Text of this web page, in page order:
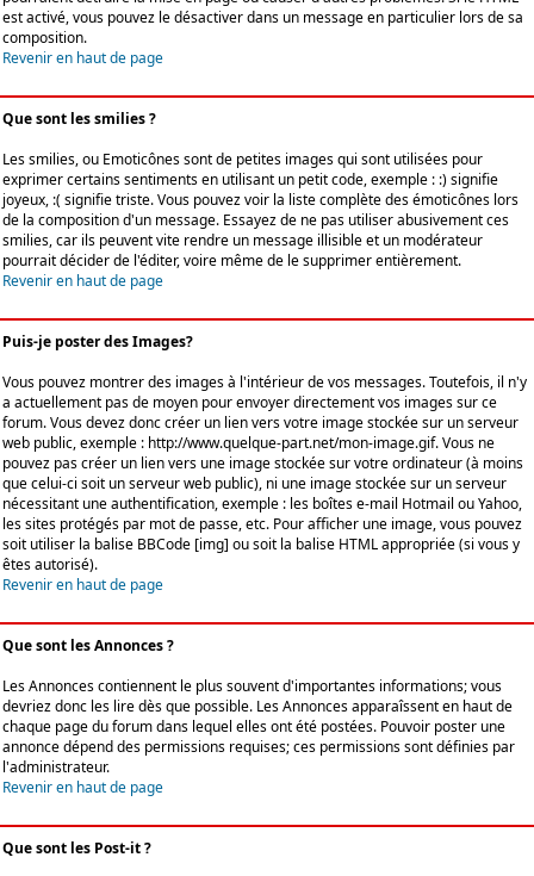
est activé, vous pouvez le désactiver dans un message en particulier lors de sa
composition.
Revenir en haut de page
Que sont les smilies ?
Les smilies, ou Emoticônes sont de petites images qui sont utilisées pour
exprimer certains sentiments en utilisant un petit code, exemple : :) signifie
joyeux, :( signifie triste. Vous pouvez voir la liste complète des émoticônes lors
de la composition d'un message. Essayez de ne pas utiliser abusivement ces
smilies, car ils peuvent vite rendre un message illisible et un modérateur
pourrait décider de l'éditer, voire même de le supprimer entièrement.
Revenir en haut de page
Puis-je poster des Images?
Vous pouvez montrer des images à l'intérieur de vos messages. Toutefois, il n'y
a actuellement pas de moyen pour envoyer directement vos images sur ce
forum. Vous devez donc créer un lien vers votre image stockée sur un serveur
web public, exemple : http://www.quelque-part.net/mon-image.gif. Vous ne
pouvez pas créer un lien vers une image stockée sur votre ordinateur (à moins
que celui-ci soit un serveur web public), ni une image stockée sur un serveur
nécessitant une authentification, exemple : les boîtes e-mail Hotmail ou Yahoo,
les sites protégés par mot de passe, etc. Pour afficher une image, vous pouvez
soit utiliser la balise BBCode [img] ou soit la balise HTML appropriée (si vous y
êtes autorisé).
Revenir en haut de page
Que sont les Annonces ?
Les Annonces contiennent le plus souvent d'importantes informations; vous
devriez donc les lire dès que possible. Les Annonces apparaîssent en haut de
chaque page du forum dans lequel elles ont été postées. Pouvoir poster une
annonce dépend des permissions requises; ces permissions sont définies par
l'administrateur.
Revenir en haut de page
Que sont les Post-it ?